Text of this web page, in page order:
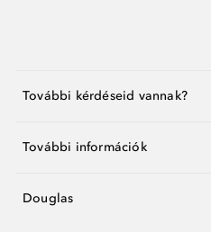
További kérdéseid vannak?
További információk
Douglas